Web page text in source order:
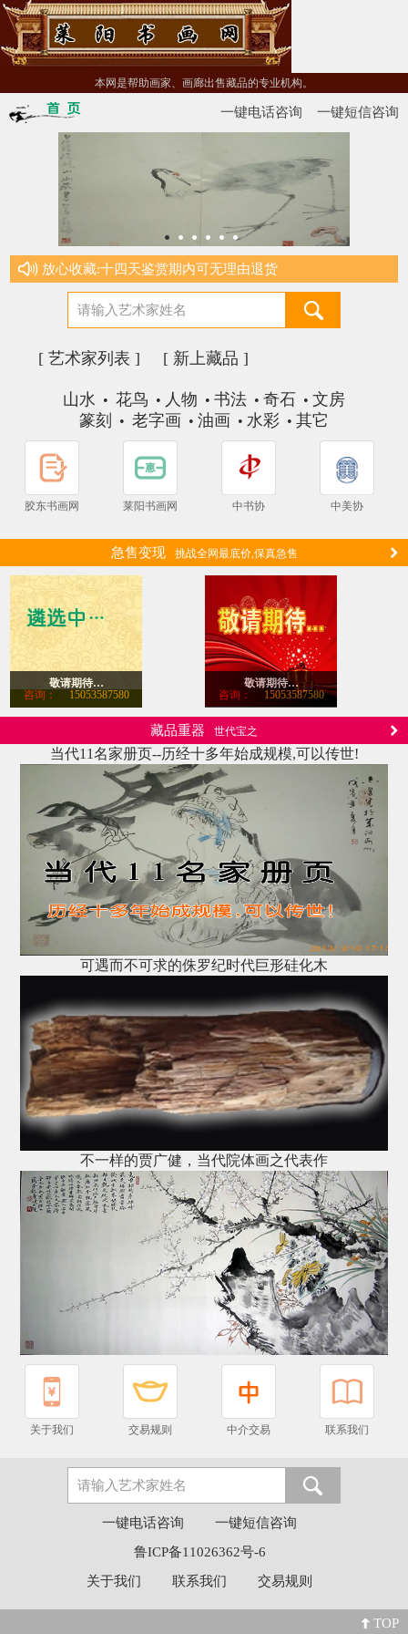
本网是帮助画家、画廊出售藏品的专业机构。
一键电话咨询 一键短信咨询
放心收藏:十四天鉴赏期内可无理由退货
[ 艺术家列表 ] [ 新上藏品 ]
山水 • 花鸟 • 人物 • 书法 • 奇石 • 文房
篆刻
• 老字画 • 油画 • 水彩 • 其它
胶东书画网 莱阳书画网 中书协 中美协
急售变现 挑战全网最底价,保真急售
敬请期待…
咨询：
15053587580
敬请期待…
咨询：
15053587580
藏品重器 世代宝之
当代11名家册页--历经十多年始成规模,可以传世!
可遇而不可求的侏罗纪时代巨形硅化木
不一样的贾广健，当代院体画之代表作
关于我们 交易规则 中介交易 联系我们
一键电话咨询
一键短信咨询
鲁ICP备11026362号-6
关于我们
联系我们 交易规则
TOP